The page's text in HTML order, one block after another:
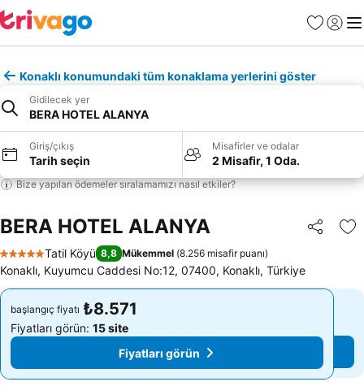
Favoriler
Giriş
Konaklı konumundaki tüm konaklama yerlerini göster
Gidilecek yer
BERA HOTEL ALANYA
Giriş/çıkış
Tarih seçin
Misafirler ve odalar
2 Misafir, 1 Oda.
Bize yapılan ödemeler sıralamamızı nasıl etkiler?
BERA HOTEL ALANYA Paylaş
5 Yıldız
Tatil Köyü 8,8 Mükemmel (8.256 misafir puanı)
Konaklı, Kuyumcu Caddesi No:12, 07400, Konaklı, Türkiye
başlangıç fiyatı ₺8.571
Fiyatları görün: 15 site
Fiyatları görün
başlangıç fiyatı ₺8.571
Fiyatları görün: 15 site
Fiyatları görün